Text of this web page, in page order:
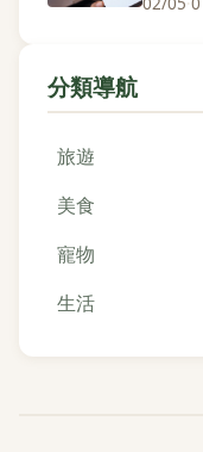
分類導航
旅遊
美食
寵物
生活